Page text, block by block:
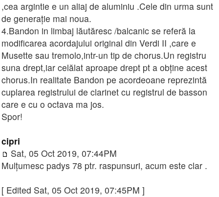
,cea argintie e un aliaj de aluminiu .Cele din urma sunt
de generație mai noua.
4.Bandon in limbaj lăutăresc /balcanic se referă la
modificarea acordajului original din Verdi II ,care e
Musette sau tremolo,intr-un tip de chorus.Un registru
suna drept,iar celălat aproape drept pt a obține acest
chorus.In realitate Bandon pe acordeoane reprezintă
cuplarea registrului de clarinet cu registrul de basson
care e cu o octava ma jos.
Spor!
cipri
Sat, 05 Oct 2019, 07:44PM
Mulțumesc padys 78 ptr. raspunsuri, acum este clar .
[ Edited Sat, 05 Oct 2019, 07:45PM ]